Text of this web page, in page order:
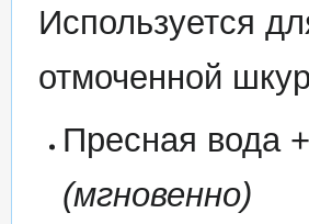
Используется
отмоченной
Пресная вода
(мгновенно)